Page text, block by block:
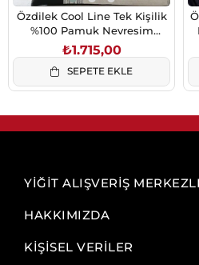
Özdilek Cool Line Tek Kişilik
%100 Pamuk Nevresim
Takımı 160x220 cm Bej
₺1.715,00
SEPETE EKLE
YİĞİT ALIŞVERİŞ
HAKKIMIZDA
KİŞİSEL VERİLER